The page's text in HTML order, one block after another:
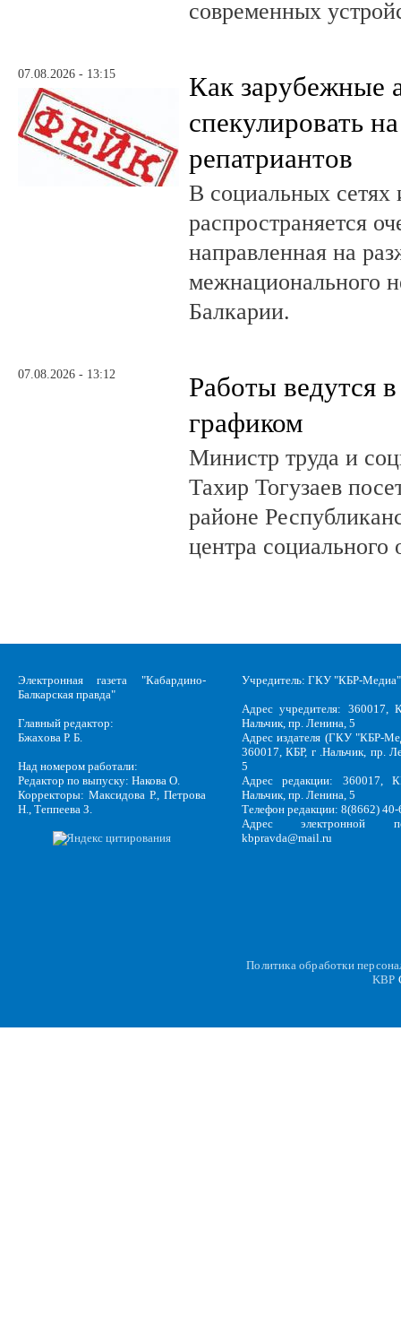
современных
07.08.2026 - 13:15
Как зарубежные
спекулировать
репатриантов
В социальных сетях
распространяется
направленная на
межнационального
Балкарии.
07.08.2026 - 13:12
Работы ведутся
графиком
Министр труда и
Тахир Тогузаев
районе
центра
Электронная газета "Кабардино-
Балкарская правда"
Главный редактор:
Бжахова Р. Б.
Над номером работали:
Редактор по выпуску: Накова О.
Корректоры: Максидова Р., Петрова
Н., Теппеева З.
Учредитель: ГКУ "КБР-Медиа"
Адрес учредителя: 360017,
Нальчик, пр. Ленина, 5
Адрес издателя (ГКУ "КБР-
360017, КБР, г .Нальчик, пр.
5
Адрес редакции: 360017,
Нальчик, пр. Ленина, 5
Телефон редакции: 8(8662)
Адрес электронной
kbpravda@mail.ru
Политика обработки
KBP